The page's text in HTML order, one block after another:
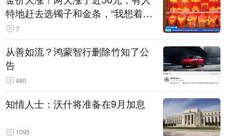
特地赶去选镯子和金条，“我想着买
起来可以保值，小批量进一些货”
7
从善如流？鸿蒙智行删除竹知了公
告
480
知情人士：沃什将准备在9月加息
1095